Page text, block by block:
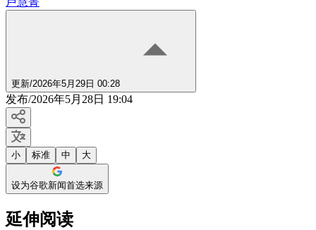
更新/2026年5月29日 00:28
发布/2026年5月28日 19:04
小 标准 中 大
设为谷歌新闻首选来源
延伸阅读